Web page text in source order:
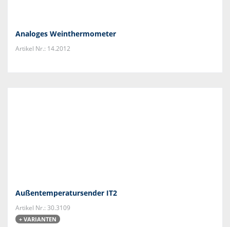
Analoges Weinthermometer
Artikel Nr.: 14.2012
Außentemperatursender IT2
Artikel Nr.: 30.3109
+ VARIANTEN